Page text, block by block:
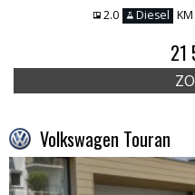
2.0 Diesel
21
Volkswagen Touran